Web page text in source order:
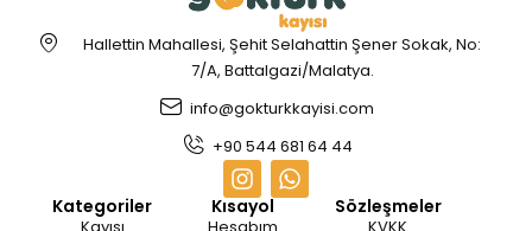
Hallettin Mahallesi, Şehit Selahattin Şener Sokak, No:
7/A, Battalgazi/Malatya.
info@gokturkkayisi.com
+90 544 681 64 44
Kategoriler Kısayol Sözleşmeler